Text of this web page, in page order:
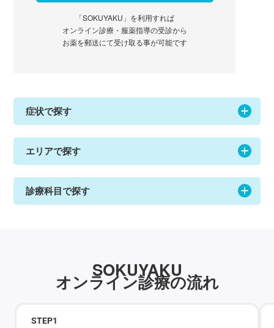
「SOKUYAKU」を利用すれば
オンライン診療・服薬指導の受診から
お薬を郵送にて受け取る事が可能です
症状で探す
エリアで探す
診療科目で探す
SOKUYAKU
オンライン診療の流れ
STEP1